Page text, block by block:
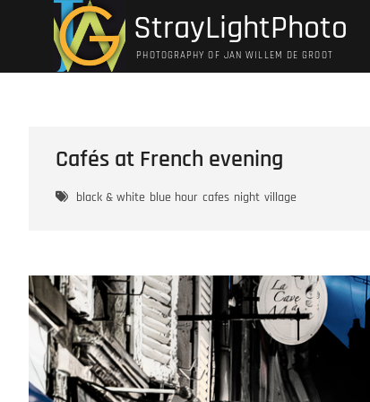
StrayLightPhoto
PHOTOGRAPHY OF JAN WILLEM DE GROOT
Cafés at French evening
black & white blue hour cafes night village